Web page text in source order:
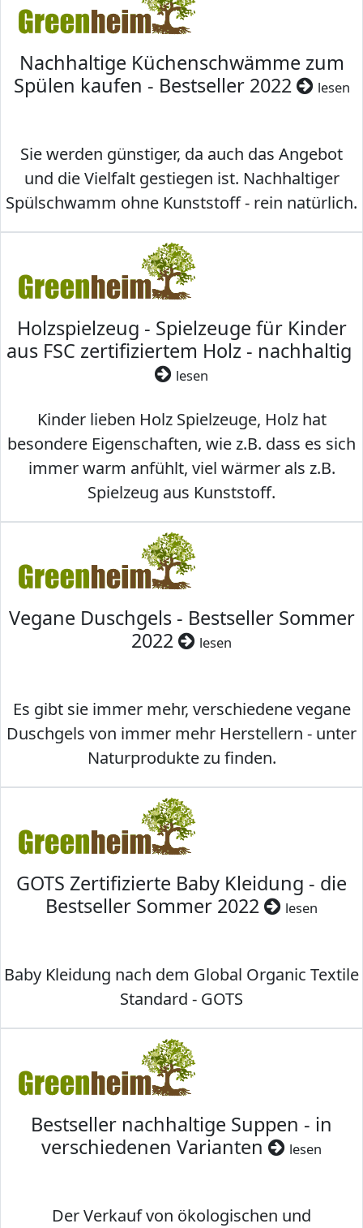
Nachhaltige Küchenschwämme zum
Spülen kaufen - Bestseller 2022
lesen
Sie werden günstiger, da auch das Angebot
und die Vielfalt gestiegen ist. Nachhaltiger
Spülschwamm ohne Kunststoff - rein natürlich.
Holzspielzeug - Spielzeuge für Kinder
aus FSC zertifiziertem Holz - nachhaltig
lesen
Kinder lieben Holz Spielzeuge, Holz hat
besondere Eigenschaften, wie z.B. dass es sich
immer warm anfühlt, viel wärmer als z.B.
Spielzeug aus Kunststoff.
Vegane Duschgels - Bestseller Sommer
2022
lesen
Es gibt sie immer mehr, verschiedene vegane
Duschgels von immer mehr Herstellern - unter
Naturprodukte zu finden.
GOTS Zertifizierte Baby Kleidung - die
Bestseller Sommer 2022
lesen
Baby Kleidung nach dem Global Organic Textile
Standard - GOTS
Bestseller nachhaltige Suppen - in
verschiedenen Varianten
lesen
Der Verkauf von ökologischen und